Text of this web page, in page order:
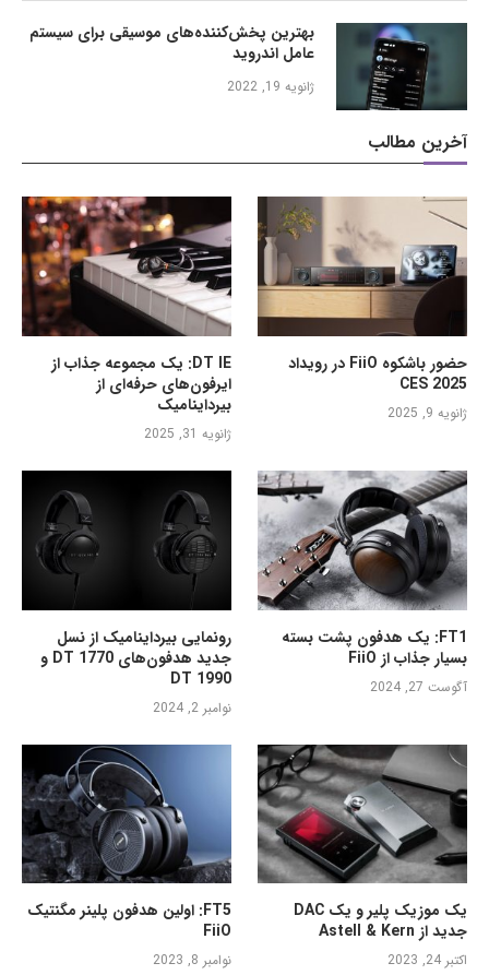
بهترین پخش‌کننده‌های موسیقی برای سیستم
عامل اندروید
ژانویه 19, 2022
آخرین مطالب
DT IE: یک مجموعه جذاب از
ایرفون‌های حرفه‌ای از
بیرداینامیک
ژانویه 31, 2025
حضور باشکوه FiiO در رویداد
CES 2025
ژانویه 9, 2025
رونمایی بیرداینامیک از نسل
جدید هدفون‌های DT 1770 و
DT 1990
نوامبر 2, 2024
FT1: یک هدفون پشت بسته
بسیار جذاب از FiiO
آگوست 27, 2024
FT5: اولین هدفون پلینر مگنتیک
FiiO
نوامبر 8, 2023
یک موزیک پلیر و یک DAC
جدید از Astell & Kern
اکتبر 24, 2023